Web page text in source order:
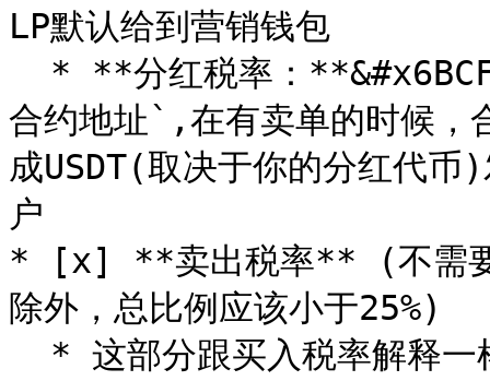
LP默认给到营销钱包
合约地址`,在有卖单的时候
成USDT(取决于你的分红代
户
* [x] **卖出税率** (不需要
除外，总比例应该小于25%)